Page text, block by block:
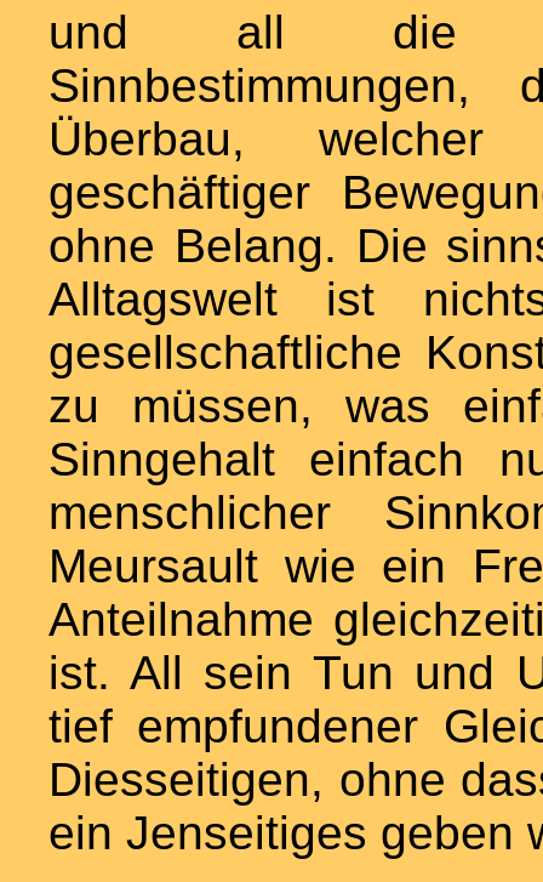
und all die
Sinnbestimmungen,
Überbau,
geschäftiger
ohne Belang. Die
Alltagswelt ist
gesellschaftliche
zu müssen, was
Sinngehalt einfach
menschlicher
Meursault wie ein
Anteilnahme
ist. All sein Tun und
tief empfundener
Diesseitigen, ohne
ein Jenseitiges geben